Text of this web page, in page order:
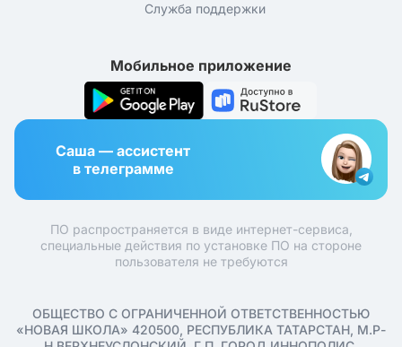
Служба поддержки
Мобильное приложение
Саша — ассистент
в телеграмме
ПО распространяется в виде интернет-сервиса,
специальные действия по установке ПО на стороне
пользователя не требуются
ОБЩЕСТВО С ОГРАНИЧЕННОЙ ОТВЕТСТВЕННОСТЬЮ
«НОВАЯ ШКОЛА» 420500, РЕСПУБЛИКА ТАТАРСТАН, М.Р-